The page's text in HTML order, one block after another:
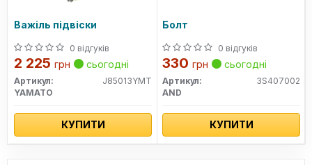
Важіль підвіски
0 відгуків
2 225 грн сьогодні
Артикул:
J85013YMT
YAMATO
КУПИТИ
Болт
0 відгуків
330 грн сьогодні
Артикул:
3S407002
AND
КУПИТИ